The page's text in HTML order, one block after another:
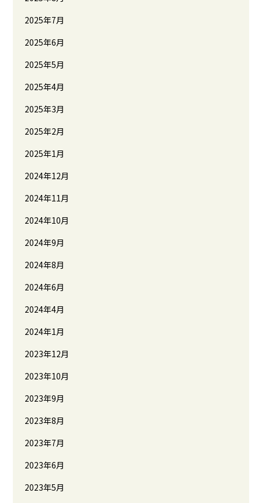
2025年7月
2025年6月
2025年5月
2025年4月
2025年3月
2025年2月
2025年1月
2024年12月
2024年11月
2024年10月
2024年9月
2024年8月
2024年6月
2024年4月
2024年1月
2023年12月
2023年10月
2023年9月
2023年8月
2023年7月
2023年6月
2023年5月